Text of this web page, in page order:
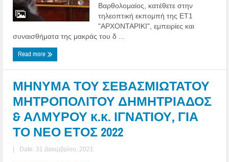
Βαρθολομαίος, κατέθετε στην
τηλεοπτική εκπομπή της ΕΤ1
"ΑΡΧΟΝΤΑΡΙΚΙ", εμπειρίες και
συναισθήματα της μακράς του δ ...
Read more
ΜΗΝΥΜΑ ΤΟΥ ΣΕΒΑΣΜΙΩΤΑΤΟΥ
ΜΗΤΡΟΠΟΛΙΤΟΥ ΔΗΜΗΤΡΙΑΔΟΣ
& ΑΛΜΥΡΟΥ κ.κ. ΙΓΝΑΤΙΟΥ, ΓΙΑ
ΤΟ ΝΕΟ ΕΤΟΣ 2022
| Date: 31 Δεκεμβρίου, 2021